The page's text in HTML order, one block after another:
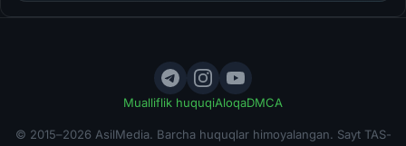
Mualliflik huquqiAloqaDMCA
© 2015–2026 AsilMedia. Barcha huquqlar himoyalangan. Sayt TAS-